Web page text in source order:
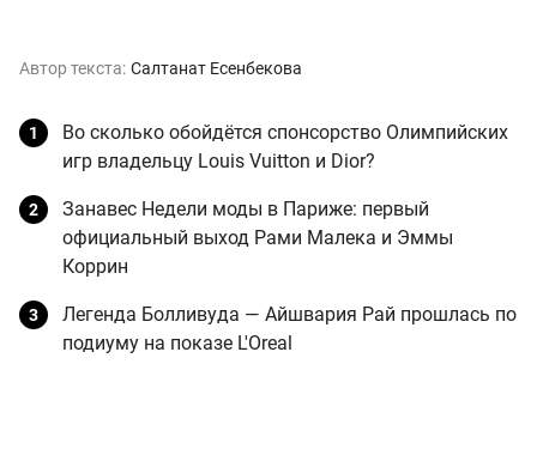
Автор текста: Салтанат Есенбекова
Во сколько обойдётся спонсорство Олимпийских
игр владельцу Louis Vuitton и Dior?
Занавес Недели моды в Париже: первый
официальный выход Рами Малека и Эммы
Коррин
Легенда Болливуда — Айшвария Рай прошлась по
подиуму на показе L'Oreal